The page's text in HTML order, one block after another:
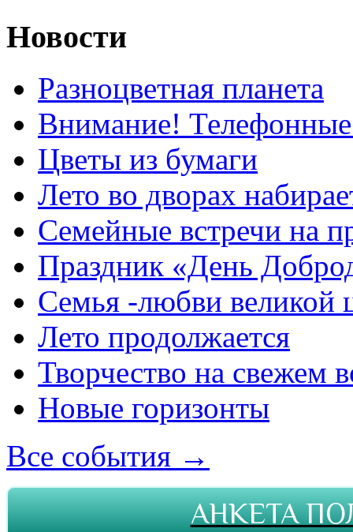
Новости
Разноцветная планета
Внимание!
Цветы из бумаги
Лето во дворах
Семейные встречи на
Праздник «День
Семья -любви великой
Лето продолжается
Творчество на свежем
Новые горизонты
Все события →
АНКЕТА